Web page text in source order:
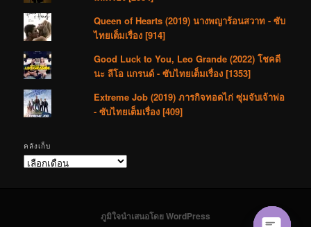
Queen of Hearts (2019) นางพญาร้อนสวาท - ซับ
ไทยเต็มเรื่อง [914]
Good Luck to You, Leo Grande (2022) โชคดี
นะ ลีโอ แกรนด์ - ซับไทยเต็มเรื่อง [1353]
Extreme Job (2019) ภารกิจทอดไก่ ซุ่มจับเจ้าพ่อ
- ซับไทยเต็มเรื่อง [409]
คลังเก็บ
คลัง
ภูมิใจนำเสนอโดย WordPress